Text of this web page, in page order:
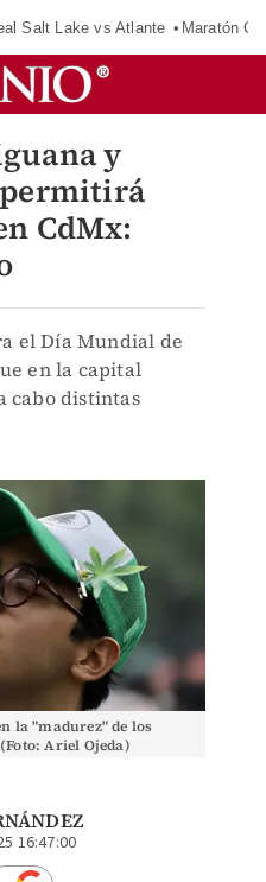
Salt Lake vs Atlante Maratón
y
CdMx:
el Día Mundial de
en la capital
cabo distintas
la "madurez" de los
Ariel Ojeda)
16:47:00